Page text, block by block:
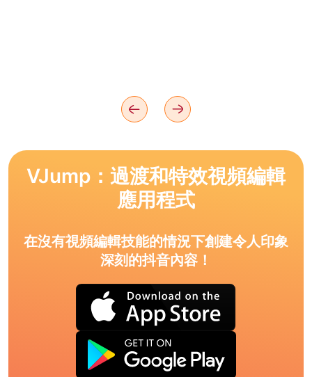
VJump：過渡和特效視頻編輯
應用程式
在沒有視頻編輯技能的情況下創建令人印象
深刻的抖音內容！